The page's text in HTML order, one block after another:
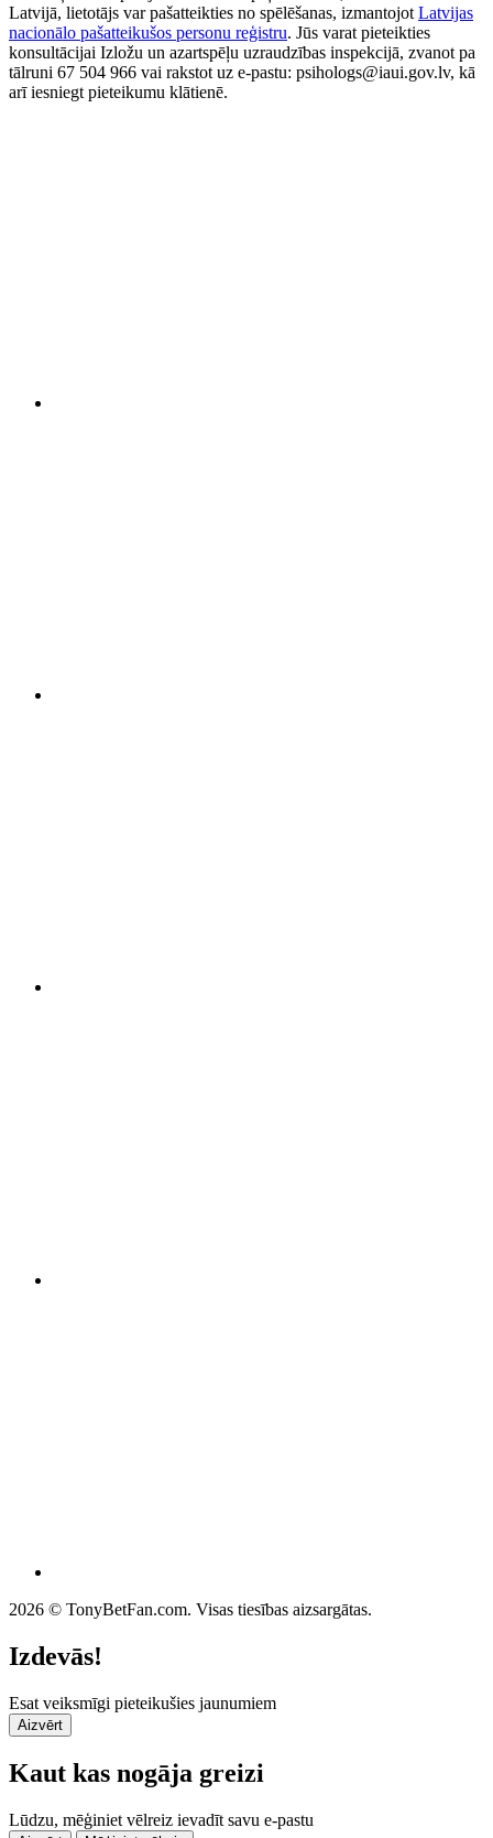
Latvijā, lietotājs var pašatteikties no spēlēšanas, izmantojot Latvijas
nacionālo pašatteikušos personu reģistru. Jūs varat pieteikties
konsultācijai Izložu un azartspēļu uzraudzības inspekcijā, zvanot pa
tālruni 67 504 966 vai rakstot uz e-pastu: psihologs@iaui.gov.lv, kā
arī iesniegt pieteikumu klātienē.
2026 © TonyBetFan.com. Visas tiesības aizsargātas.
Izdevās!
Esat veiksmīgi pieteikušies jaunumiem
Aizvērt
Kaut kas nogāja greizi
Lūdzu, mēģiniet vēlreiz ievadīt savu e-pastu